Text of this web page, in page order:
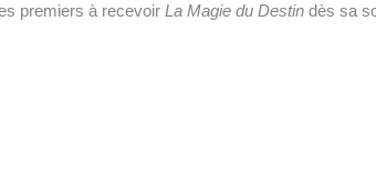
premiers à recevoir La Magie du Destin dès sa